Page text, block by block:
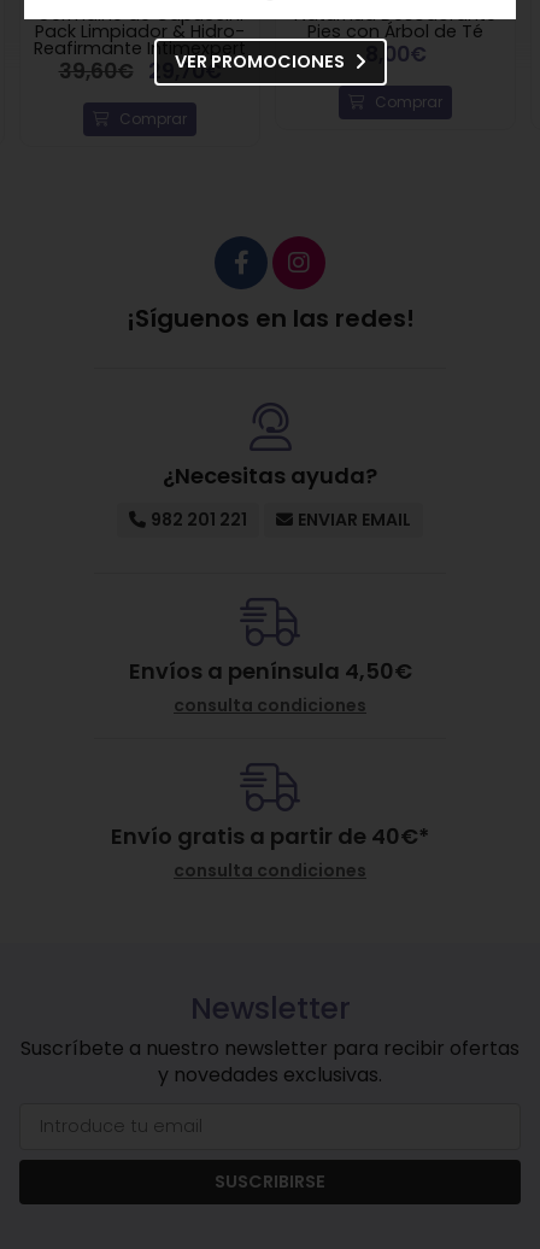
Germaine de Capuccini
Pack Limpiador & Hidro-
Reafirmante Intimexpert
39,60€ 29,70€
Comprar
Naturnua Desodorante
Pies con Árbol de Té
8,00€
Comprar
¡Síguenos en las redes!
¿Necesitas ayuda?
982 201 221 ENVIAR EMAIL
Envíos a península 4,50€
consulta condiciones
Envío gratis a partir de 40€*
consulta condiciones
Newsletter
Suscríbete a nuestro newsletter para recibir ofertas
y novedades exclusivas.
SUSCRIBIRSE
VER PROMOCIONES